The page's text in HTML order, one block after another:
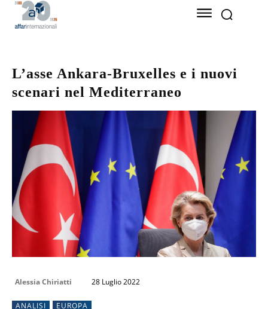
L’asse Ankara-Bruxelles e i nuovi
scenari nel Mediterraneo
Alessia Chiriatti 28 Luglio 2022
ANALISI EUROPA